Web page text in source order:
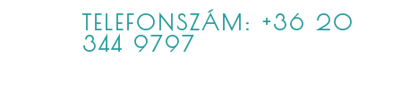
TELEFONSZÁM: +36 20
344 9797